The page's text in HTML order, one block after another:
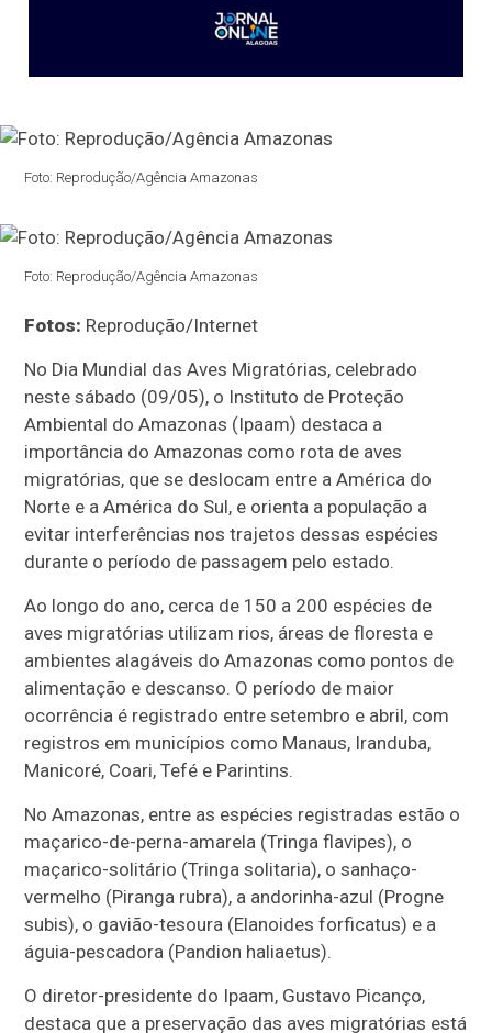
Foto: Reprodução/Agência Amazonas
Foto: Reprodução/Agência Amazonas
Fotos: Reprodução/Internet
No Dia Mundial das Aves Migratórias, celebrado
neste sábado (09/05), o Instituto de Proteção
Ambiental do Amazonas (Ipaam) destaca a
importância do Amazonas como rota de aves
migratórias, que se deslocam entre a América do
Norte e a América do Sul, e orienta a população a
evitar interferências nos trajetos dessas espécies
durante o período de passagem pelo estado.
Ao longo do ano, cerca de 150 a 200 espécies de
aves migratórias utilizam rios, áreas de floresta e
ambientes alagáveis do Amazonas como pontos de
alimentação e descanso. O período de maior
ocorrência é registrado entre setembro e abril, com
registros em municípios como Manaus, Iranduba,
Manicoré, Coari, Tefé e Parintins.
No Amazonas, entre as espécies registradas estão o
maçarico-de-perna-amarela (Tringa flavipes), o
maçarico-solitário (Tringa solitaria), o sanhaço-
vermelho (Piranga rubra), a andorinha-azul (Progne
subis), o gavião-tesoura (Elanoides forficatus) e a
águia-pescadora (Pandion haliaetus).
O diretor-presidente do Ipaam, Gustavo Picanço,
destaca que a preservação das aves migratórias está